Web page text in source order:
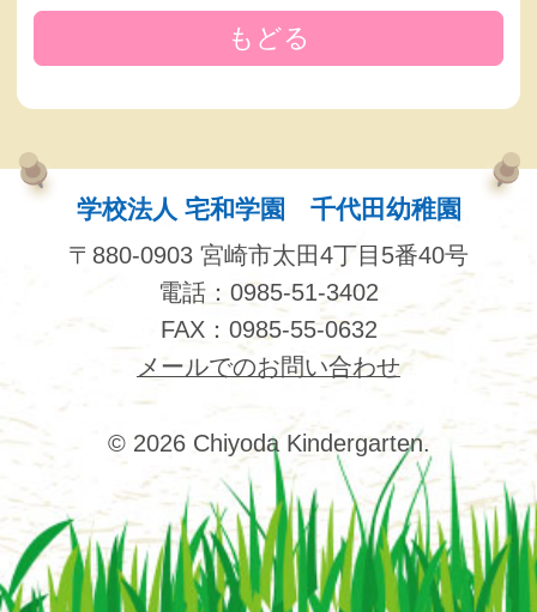
もどる
学校法人 宅和学園 千代田幼稚園
〒880-0903 宮崎市太田4丁目5番40号
電話：0985-51-3402
FAX：0985-55-0632
メールでのお問い合わせ
© 2026 Chiyoda Kindergarten.